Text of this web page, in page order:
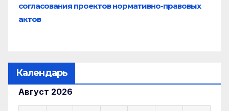
согласования проектов нормативно-правовых
актов
Календарь
Август 2026